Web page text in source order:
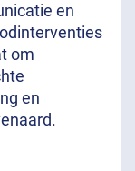
en
om
en